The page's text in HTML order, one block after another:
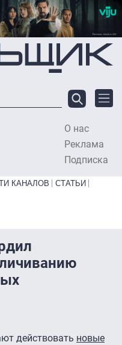
О нас
Реклама
Подписка
КАНАЛОВ
СТАТЬИ
действовать новые